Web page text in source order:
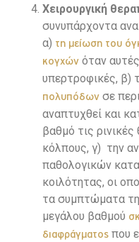
Χειρουργική
συνυπάρχοντα
α) τη μείωση του
κογχών όταν
υπερτροφικές, β)
πολυπόδων σε
αναπτυχθεί και
βαθμό τις
κόλπους, γ) την
παθολογικών
κοιλότητας, οι
τα συμπτώματα
μεγάλου βαθμού
διαφράγματος που